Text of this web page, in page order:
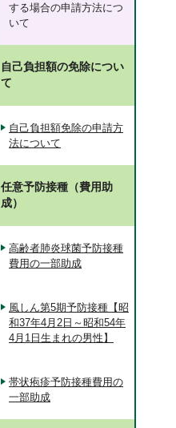
する場合の申請方法につ
いて
自己負担額の免除につい
て
自己負担額免除の申請方
法について
任意予防接種（費用助
成）
高齢者肺炎球菌予防接種
費用の一部助成
風しん第5期予防接種【昭
和37年4月2日～昭和54年
4月1日生まれの男性】
帯状疱疹予防接種費用の
一部助成